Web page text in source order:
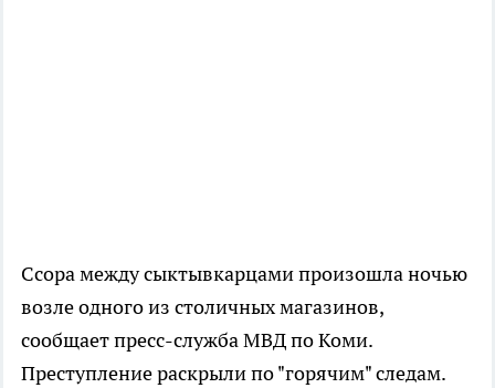
Ссора между сыктывкарцами произошла ночью
возле одного из столичных магазинов,
сообщает пресс-служба МВД по Коми.
Преступление раскрыли по "горячим" следам.